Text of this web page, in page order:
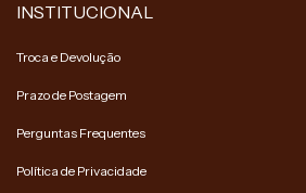
INSTITUCIONAL
Troca e Devolução
Prazo de Postagem
Perguntas Frequentes
Política de Privacidade